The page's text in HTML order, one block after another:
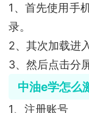
1、首先使用手
录。
2、其次加载进
3、然后点击分
中油e学怎么
1、注册账号